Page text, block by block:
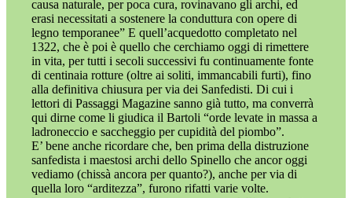
causa naturale, per poca cura, rovinavano gli archi, ed
erasi necessitati a sostenere la conduttura con opere di
legno temporanee” E quell’acquedotto completato nel
1322, che è poi è quello che cerchiamo oggi di rimettere
in vita, per tutti i secoli successivi fu continuamente fonte
di centinaia rotture (oltre ai soliti, immancabili furti), fino
alla definitiva chiusura per via dei Sanfedisti. Di cui i
lettori di Passaggi Magazine sanno già tutto, ma converrà
qui dirne come li giudica il Bartoli “orde levate in massa a
ladroneccio e saccheggio per cupidità del piombo”.
E’ bene anche ricordare che, ben prima della distruzione
sanfedista i maestosi archi dello Spinello che ancor oggi
vediamo (chissà ancora per quanto?), anche per via di
quella loro “arditezza”, furono rifatti varie volte.